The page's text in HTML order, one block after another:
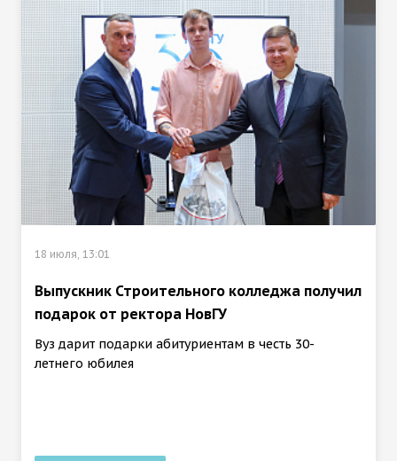
18 июля, 13:01
Выпускник Строительного колледжа получил
подарок от ректора НовГУ
Вуз дарит подарки абитуриентам в честь 30-
летнего юбилея